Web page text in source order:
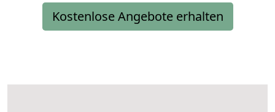
Kostenlose Angebote erhalten